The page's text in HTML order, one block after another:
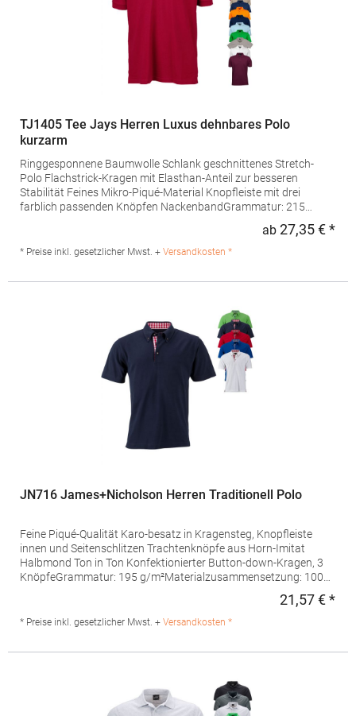
TJ1405 Tee Jays Herren Luxus dehnbares Polo
kurzarm
Ringgesponnene Baumwolle Schlank geschnittenes Stretch-
Polo Flachstrick-Kragen mit Elasthan-Anteil zur besseren
Stabilität Feines Mikro-Piqué-Material Knopfleiste mit drei
farblich passenden Knöpfen NackenbandGrammatur: 215
ElasthanAngaben zur Produktsicherheit: Herst.-Nr.:
1405Hersteller: Tee Jays A/S Lansen 16 9230 Svenstrup J
ab 27,35 € *
* Preise inkl. gesetzlicher Mwst. + Versandkosten *
JN716 James+Nicholson Herren Traditionell Polo
Feine Piqué-Qualität Karo-besatz in Kragensteg, Knopfleiste
innen und Seitenschlitzen Trachtenknöpfe aus Horn-Imitat
Halbmond Ton in Ton Konfektionierter Button-down-Kragen, 3
KnöpfeGrammatur: 195 g/m²Materialzusammensetzung: 100%
JN716Hersteller: Gustav Daiber GmbH Vor dem Weißen Stein
25-31 72461 Albstadt Deutschland E-Mail: info@daiber.de
21,57 € *
* Preise inkl. gesetzlicher Mwst. + Versandkosten *